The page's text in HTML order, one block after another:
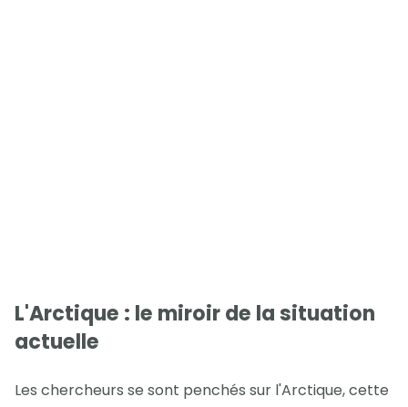
L'Arctique : le miroir de la situation
actuelle
Les chercheurs se sont penchés sur l'Arctique, cette